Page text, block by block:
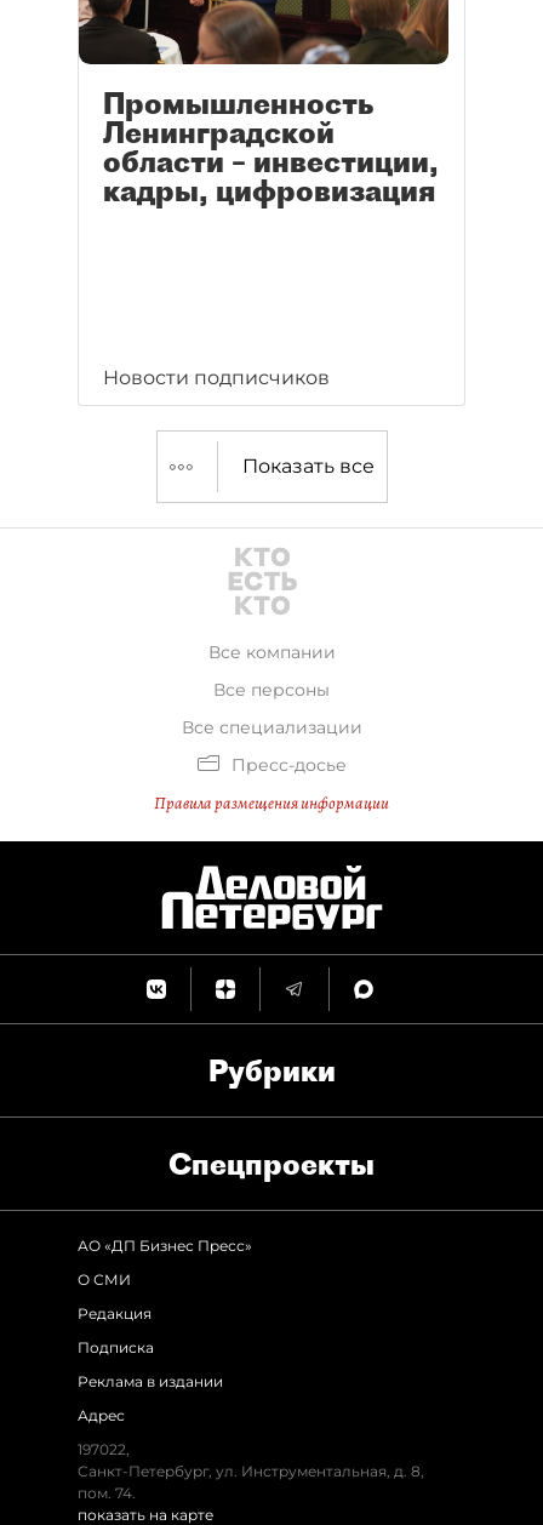
Промышленность
Ленинградской
области – инвестиции,
кадры, цифровизация
Новости подписчиков
Показать все
Все компании
Все персоны
Все специализации
Пресс-досье
Правила размещения информации
Рубрики
Спец­проекты
АО «ДП Бизнес Пресс»
О СМИ
Редакция
Подписка
Реклама в издании
Адрес
197022,
Санкт-Петербург, ул. Инструментальная, д. 8,
пом. 74.
показать на карте